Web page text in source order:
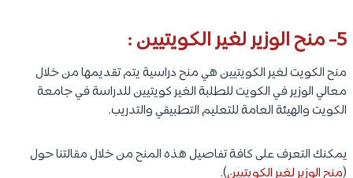
5- منح الوزير لغير الكويتيين :
منح الكويت لغير الكويتيين هي منح دراسية يتم تقديمها من خلال
معالي الوزير في الكويت للطلبة الغير كويتيين للدراسة في جامعة
الكويت والهيئة العامة للتعليم التطبيقي والتدريب.
يمكنك التعرف على كافة تفاصيل هذه المنح من خلال مقالتنا حول
(منح الوزير لغير الكويتيين).